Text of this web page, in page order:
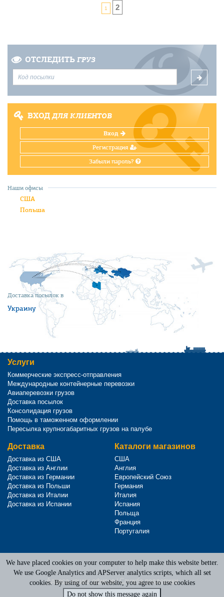
1 2
ОТСЛЕДИТЬ ГРУЗ
ВХОДДЛЯ КЛИЕНТОВ
Вход
Регистрация
Забыли пароль?
Доставка посылок в
Украину
Наши офисы
США
Польша
Услуги
Коммерческие экспресс-отправления
Международные контейнерные перевозки
Авиаперевозки грузов
Доставка посылок
Консолидация грузов
Помощь в таможенном оформлении
Пересылка крупногабаритных грузов на палубе
Доставка
Доставка из США
Доставка из Англии
Доставка из Германии
Доставка из Польши
Доставка из Италии
Доставка из Испании
Каталоги магазинов
США
Англия
Европейский Союз
Германия
Италия
Испания
Польща
Франция
Португалия
Terms of Service
Privacy Policy
Адреса наших офисов|Служба поддержки
We have placed cookies on your computer to help make this website better.
We use Google Analytics and APServer analytics scripts, which all set
cookies. By using of our website, you agree to use cookies
Do not show this message again